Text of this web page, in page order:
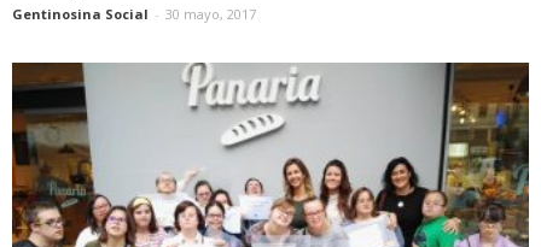
Gentinosina Social - 30 mayo, 2017